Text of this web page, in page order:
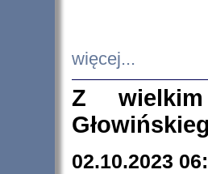
więcej...
Z
02.10.2023